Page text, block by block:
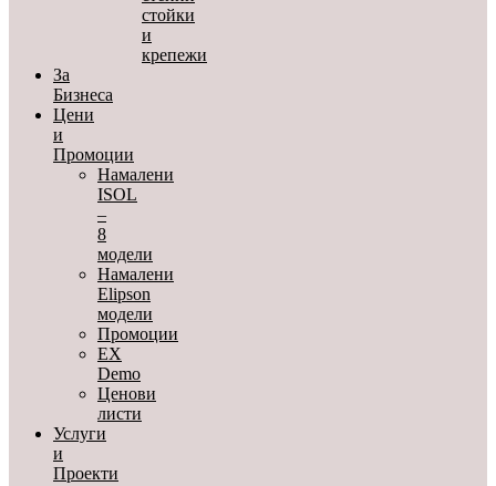
стойки
и
крепежи
За
Бизнеса
Цени
и
Промоции
Намалени
ISOL
–
8
модели
Намалени
Elipson
модели
Промоции
EX
Demo
Ценови
листи
Услуги
и
Проекти